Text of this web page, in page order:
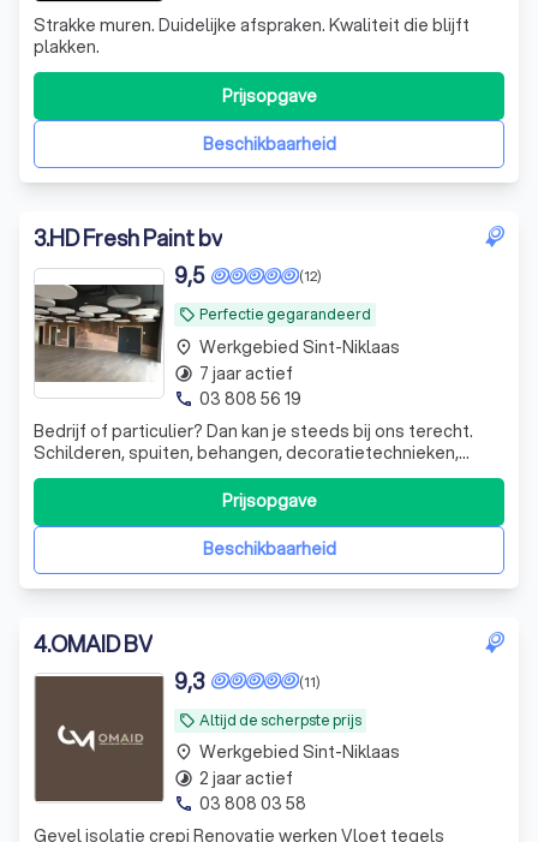
Strakke muren. Duidelijke afspraken. Kwaliteit die blijft
plakken.
Beschikbaarheid
Prijsopgave
3.HD Fresh Paint bv
local_offer Perfectie gegarandeerd
(12)
9,5
Bedrijf of particulier? Dan kan je steeds bij ons terecht.
Schilderen, spuiten, behangen, decoratietechnieken,
betonstuc, soepele vloerbekleding, schrijnwerk en
gyprocwerken. Check Google reviews.
Beschikbaarheid
Prijsopgave
place Werkgebied Sint-Niklaas
timelapse 7 jaar actief
phone 03 808 56 19
4.OMAID BV
local_offer Altijd de scherpste prijs
(11)
9,3
Gevel isolatie crepi Renovatie werken Vloet tegels
place Werkgebied Sint-Niklaas
timelapse 2 jaar actief
phone 03 808 03 58